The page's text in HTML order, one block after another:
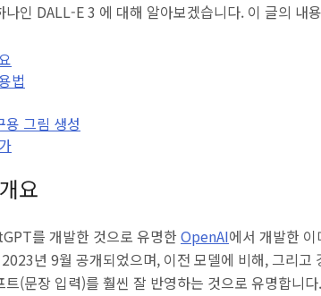
나인 DALL-E 3 에 대해 알아보겠습니다. 이 글의 내
법
용 그림 생성
요
를 개발한 것으로 유명한 OpenAI에서 개발한
년 9월 공개되었으며, 이전 모델에 비해, 그리고
트(문장 입력)를 훨씬 잘 반영하는 것으로 유명합니다.